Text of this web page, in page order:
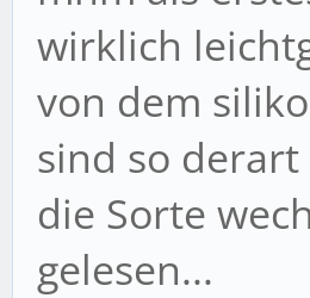
wirklich
von dem
sind so
die Sorte
gelesen...